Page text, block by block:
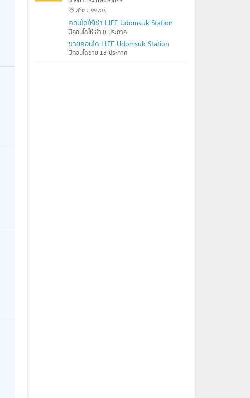
ห่าง 1.99 กม.
คอนโดให้เช่า LIFE Udomsuk Station
มีคอนโดให้เช่า 0 ประกาศ
ขายคอนโด LIFE Udomsuk Station
มีคอนโดขาย 13 ประกาศ